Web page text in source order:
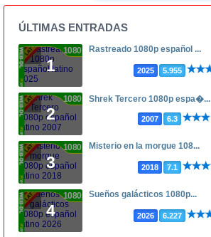
ÚLTIMAS ENTRADAS
1
1080p Rastreado 1080p español ...
2025 5.955
2
1080p Shrek Tercero 1080p espa�...
2007 6.3
3
1080p Misterio en la morgue 108...
2018 7.1
4
1080p Sueños galácticos 1080p...
2026 6.227